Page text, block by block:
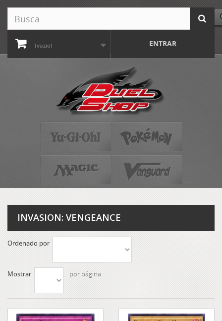
(vazio) ENTRAR
INVASION: VENGEANCE
Ordenado por
Mostrar por página